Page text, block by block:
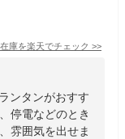
庫を楽天でチェック >>
ンタンがおすす
停電などのとき
雰囲気を出せま